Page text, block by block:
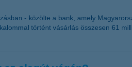
- közölte a bank, amely
történt vásárlás összesen 61